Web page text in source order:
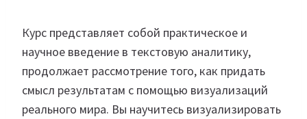
Курс представляет собой практическое и
научное введение в текстовую аналитику,
продолжает рассмотрение того, как придать
смысл результатам с помощью визуализаций
реального мира. Вы научитесь визуализировать